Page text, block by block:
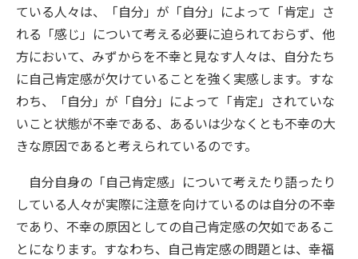
ている人々は、「自分」が「自分」によって「肯定」さ
れる「感じ」について考える必要に迫られておらず、他
方において、みずからを不幸と見なす人々は、自分たち
に自己肯定感が欠けていることを強く実感します。すな
わち、「自分」が「自分」によって「肯定」されていな
いこと状態が不幸である、あるいは少なくとも不幸の大
きな原因であると考えられているのです。
自分自身の「自己肯定感」について考えたり語ったり
している人々が実際に注意を向けているのは自分の不幸
であり、不幸の原因としての自己肯定感の欠如であるこ
とになります。すなわち、自己肯定感の問題とは、幸福